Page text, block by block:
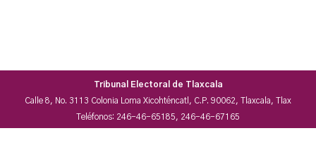
Tribunal Electoral de Tlaxcala
Calle 8, No. 3113 Colonia Loma Xicohténcatl, C.P. 90062, Tlaxcala, Tlax
Teléfonos: 246-46-65185, 246-46-67165